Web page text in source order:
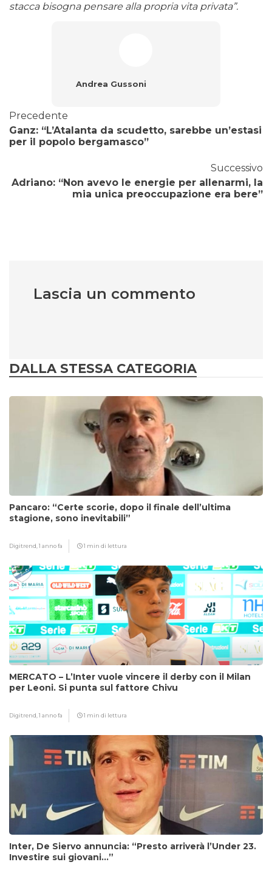
stacca bisogna pensare alla propria vita privata”.
Andrea Gussoni
Precedente
Ganz: “L’Atalanta da scudetto, sarebbe un’estasi
per il popolo bergamasco”
Successivo
Adriano: “Non avevo le energie per allenarmi, la
mia unica preoccupazione era bere”
Lascia un commento
DALLA STESSA CATEGORIA
Pancaro: “Certe scorie, dopo il finale dell’ultima
stagione, sono inevitabili”
Digitrend,1 anno fa 1 min di lettura
MERCATO – L’Inter vuole vincere il derby con il Milan
per Leoni. Si punta sul fattore Chivu
Digitrend,1 anno fa 1 min di lettura
Inter, De Siervo annuncia: “Presto arriverà l’Under 23.
Investire sui giovani…”